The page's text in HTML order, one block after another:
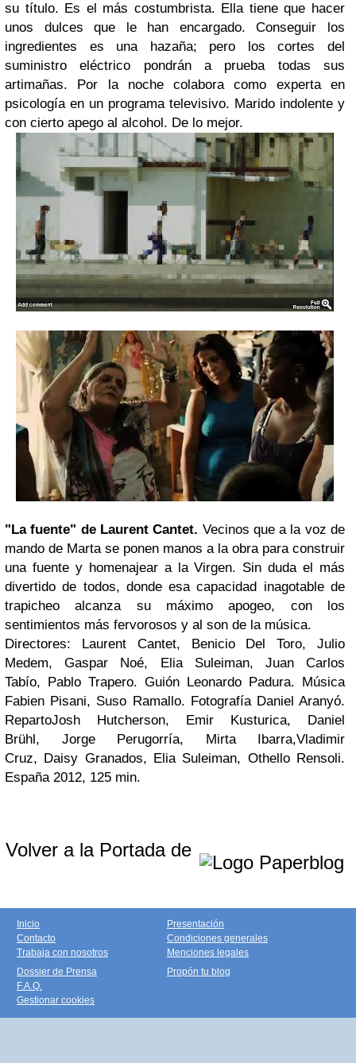
su título. Es el más costumbrista. Ella tiene que hacer
unos dulces que le han encargado. Conseguir los
ingredientes es una hazaña; pero los cortes del
suministro eléctrico pondrán a prueba todas sus
artimañas. Por la noche colabora como experta en
psicología en un programa televisivo. Marido indolente y
con cierto apego al alcohol. De lo mejor.
"La fuente" de Laurent Cantet. Vecinos que a la voz de
mando de Marta se ponen manos a la obra para construir
una fuente y homenajear a la Virgen. Sin duda el más
divertido de todos, donde esa capacidad inagotable de
trapicheo alcanza su máximo apogeo, con los
sentimientos más fervorosos y al son de la música.
Directores: Laurent Cantet, Benicio Del Toro,Julio
Medem,Gaspar Noé, Elia Suleiman, Juan Carlos
Tabío, Pablo Trapero. Guión Leonardo Padura. Música
Fabien Pisani, Suso Ramallo. Fotografía Daniel Aranyó.
RepartoJosh Hutcherson, Emir Kusturica, Daniel
Brühl, Jorge Perugorría, Mirta Ibarra,Vladimir
Cruz, Daisy Granados, Elia Suleiman, Othello Rensoli.
España 2012, 125 min.
Volver a la Portada de
Inicio
Contacto
Trabaja con nosotros
Presentación
Condiciones generales
Menciones legales
Dossier de Prensa
F.A.Q.
Gestionar cookies
Propón tu blog